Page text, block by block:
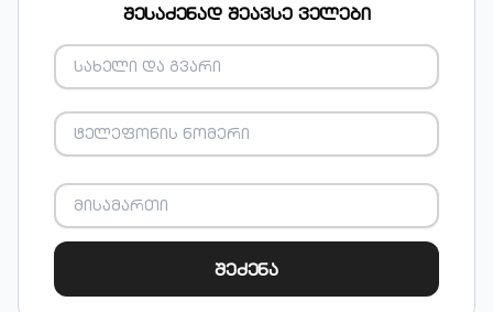
შესაძენად შეავსე ველები
შეძენა